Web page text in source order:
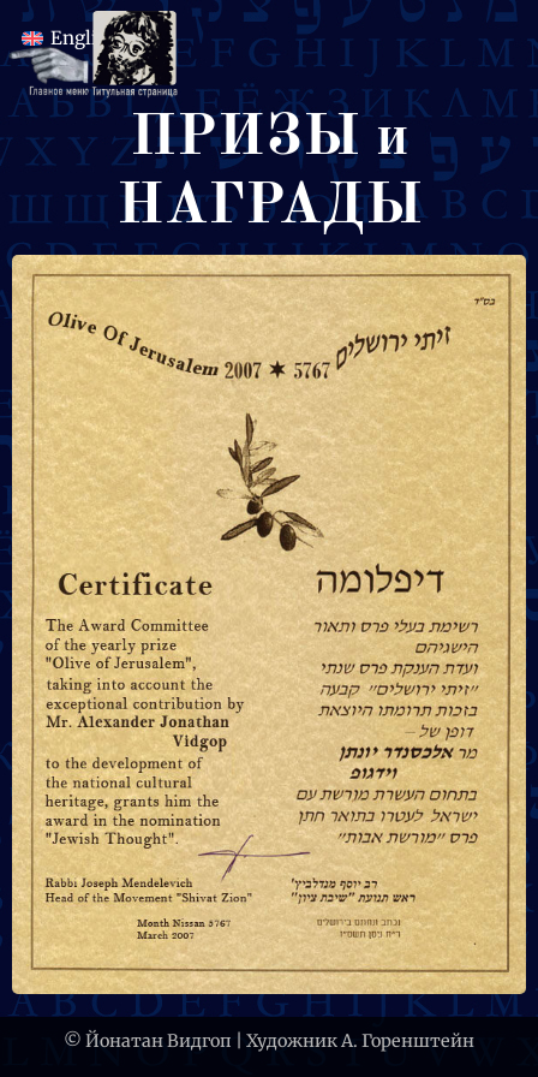
ПРИЗЫ и
НАГРАДЫ
© Йонатан Видгоп | Художник А. Горенштейн
English